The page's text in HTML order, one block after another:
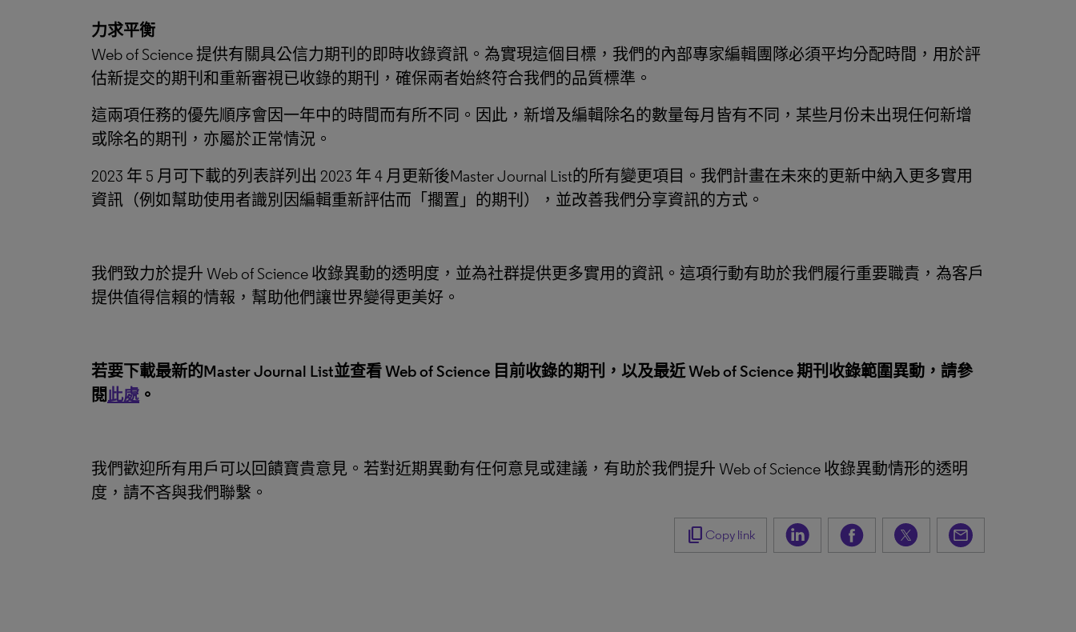
力求平衡
Web of Science 提供有關具公信力期刊的即時收錄資訊。為實現這個目標，我們的內部專家編輯團隊必須平均分配時間，用於評
估新提交的期刊和重新審視已收錄的期刊，確保兩者始終符合我們的品質標準。
這兩項任務的優先順序會因一年中的時間而有所不同。因此，新增及編輯除名的數量每月皆有不同，某些月份未出現任何新增
或除名的期刊，亦屬於正常情況。
2023 年 5 月可下載的列表詳列出 2023 年 4 月更新後Master Journal List的所有變更項目。我們計畫在未來的更新中納入更多實用
資訊（例如幫助使用者識別因編輯重新評估而「擱置」的期刊），並改善我們分享資訊的方式。
我們致力於提升 Web of Science 收錄異動的透明度，並為社群提供更多實用的資訊。這項行動有助於我們履行重要職責，為客戶
提供值得信賴的情報，幫助他們讓世界變得更美好。
若要下載最新的Master Journal List並查看 Web of Science 目前收錄的期刊，以及最近 Web of Science 期刊收錄範圍異動，請參
閱此處。
我們歡迎所有用戶可以回饋寶貴意見。若對近期異動有任何意見或建議，有助於我們提升 Web of Science 收錄異動情形的透明
度，請不吝與我們聯繫。
content_copy Copy link